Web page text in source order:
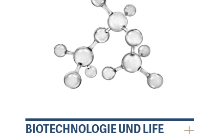
BIOTECHNOLOGIE UND LIFE